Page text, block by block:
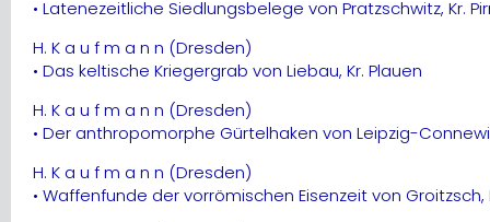
• Latenezeitliche Siedlungsbelege von Pratzschwitz, Kr.
H. K a u f m a n n (Dresden)
• Das keltische Kriegergrab von Liebau, Kr. Plauen
H. K a u f m a n n (Dresden)
• Der anthropomorphe Gürtelhaken von Leipzig-
H. K a u f m a n n (Dresden)
• Waffenfunde der vorrömischen Eisenzeit von Groitzsch,